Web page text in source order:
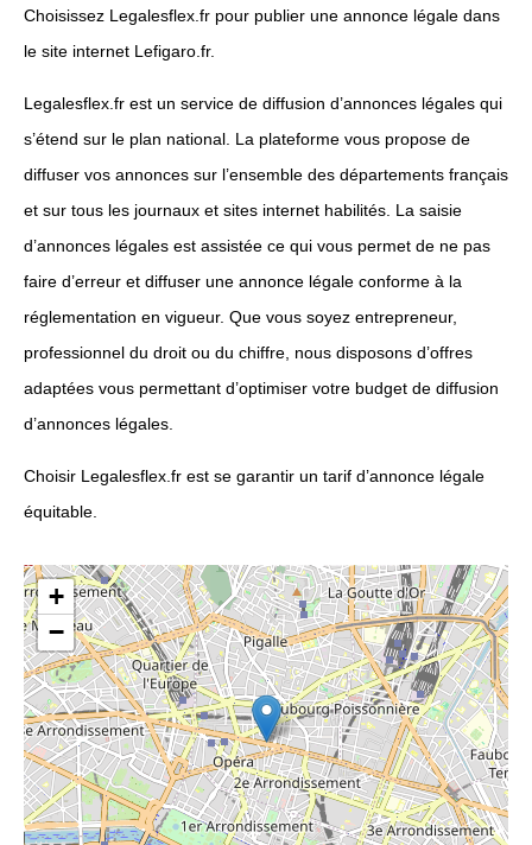
Choisissez Legalesflex.fr pour publier une annonce légale dans
le site internet Lefigaro.fr.
Legalesflex.fr est un service de diffusion d’annonces légales qui
s’étend sur le plan national. La plateforme vous propose de
diffuser vos annonces sur l’ensemble des départements français
et sur tous les journaux et sites internet habilités. La saisie
d’annonces légales est assistée ce qui vous permet de ne pas
faire d’erreur et diffuser une annonce légale conforme à la
réglementation en vigueur. Que vous soyez entrepreneur,
professionnel du droit ou du chiffre, nous disposons d’offres
adaptées vous permettant d’optimiser votre budget de diffusion
d’annonces légales.
Choisir Legalesflex.fr est se garantir un tarif d’annonce légale
équitable.
+
−